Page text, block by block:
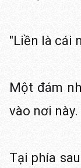
"Liền là cái
Một đám
vào nơi này.
Tại phía